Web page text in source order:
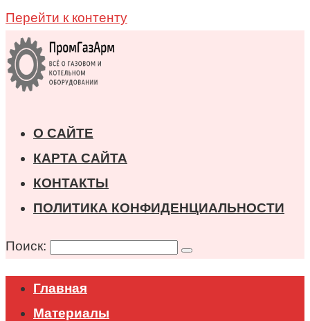
Перейти к контенту
О САЙТЕ
КАРТА САЙТА
КОНТАКТЫ
ПОЛИТИКА КОНФИДЕНЦИАЛЬНОСТИ
Поиск:
Главная
Материалы